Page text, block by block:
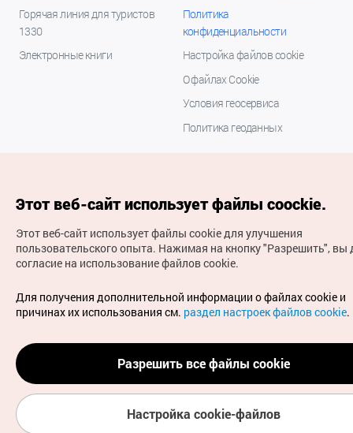
Горячая линия для туристов
1330
Электронные книги
Политика
конфиденциальности
Настройка файлов cookie
О файлах Cookie
Условия геосервиса
Политика геоданных
(с) Национальная организация туризма Кореи Все
права защищены
Для извещения об ошибках и проблемах, связанных с
работой веб-сайта, направляйте ваши запросы на
официальный адрес электронной почты
russian@knto.or.kr
Этот веб-сайт использует файлы coockie.
Этот веб-сайт использует файлы cookie для улучшения
пользовательского опыта. Нажимая на кнопку "Разрешить", вы
согласие на использование файлов cookie.
Для получения дополнительной информации о файлах cookie и
причинах их использования см. раздел настроек файлов cookie.
Разрешить все файлы cookie
Настройка cookie-файлов